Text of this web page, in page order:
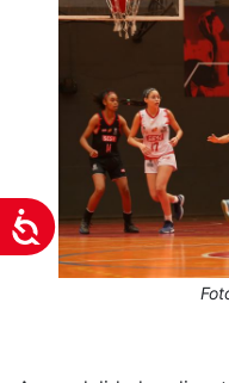
Acessibilidade